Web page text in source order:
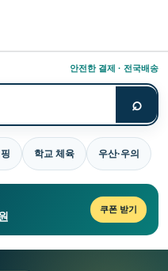
안전한 결제 · 전국배송
⌕
학교 체육 우산·우의
쿠폰 받기